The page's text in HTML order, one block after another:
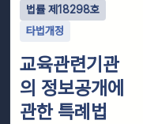
법률제 18298호
타법개정
교육관련기관
의 정보공개에
관한 특례법